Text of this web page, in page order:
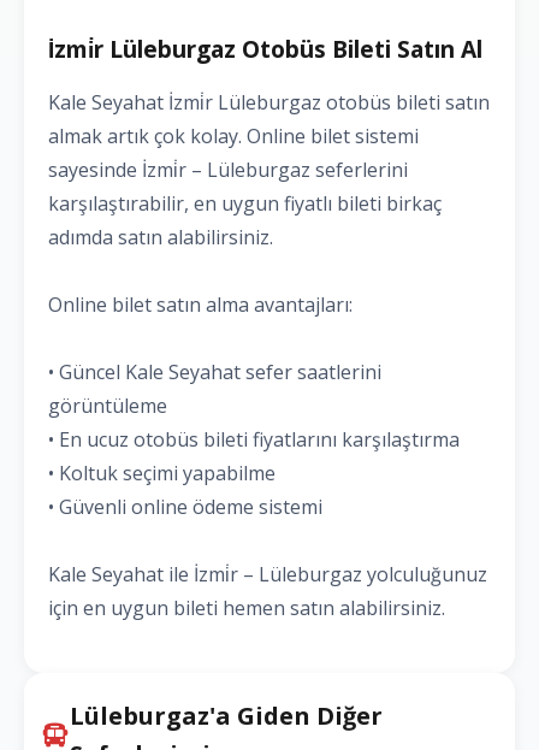
İzmi̇r Lüleburgaz Otobüs Bileti Satın Al
Kale Seyahat İzmi̇r Lüleburgaz otobüs bileti satın
almak artık çok kolay. Online bilet sistemi
sayesinde İzmi̇r – Lüleburgaz seferlerini
karşılaştırabilir, en uygun fiyatlı bileti birkaç
adımda satın alabilirsiniz.
Online bilet satın alma avantajları:
• Güncel Kale Seyahat sefer saatlerini
görüntüleme
• En ucuz otobüs bileti fiyatlarını karşılaştırma
• Koltuk seçimi yapabilme
• Güvenli online ödeme sistemi
Kale Seyahat ile İzmi̇r – Lüleburgaz yolculuğunuz
için en uygun bileti hemen satın alabilirsiniz.
Lüleburgaz'a Giden Diğer